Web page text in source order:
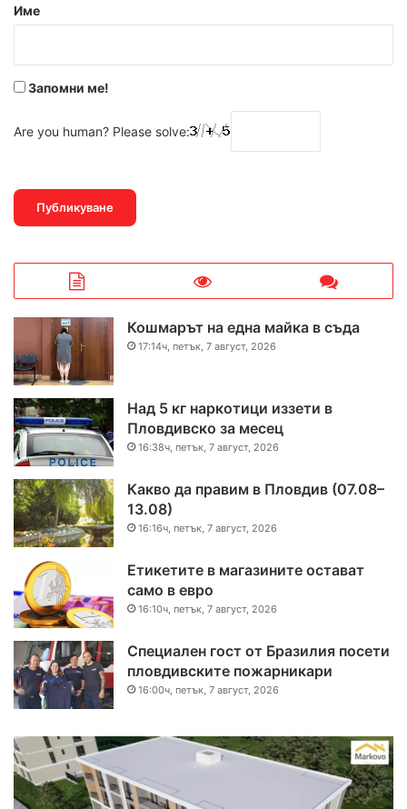
р
Име
Запомни ме!
Are you human? Please solve:
Кошмарът на една майка в съда
17:14ч, петък, 7 август, 2026
Над 5 кг наркотици иззети в
Пловдивско за месец
16:38ч, петък, 7 август, 2026
Какво да правим в Пловдив (07.08–
13.08)
16:16ч, петък, 7 август, 2026
Етикетите в магазините остават
само в евро
16:10ч, петък, 7 август, 2026
Специален гост от Бразилия посети
пловдивските пожарникари
16:00ч, петък, 7 август, 2026